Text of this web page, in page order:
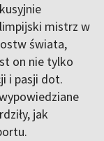
mistrz w
świata,
on nie tylko
i pasji dot.
jak